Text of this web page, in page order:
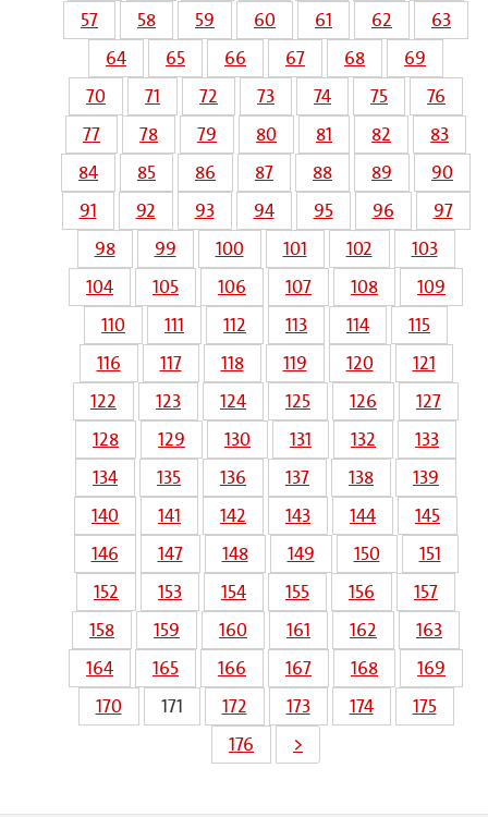
57
58 59 60 61 62
63
64
65 66 67 68
69
70
71 72 73 74 75
76
77
78 79 80 81 82
83
84
85 86 87 88 89
90
91
92 93 94 95 96
97
98
99 100 101 102
103
104
105 106 107 108
109
110
111 112 113 114
115
116
117 118 119 120
121
122
123 124 125 126
127
128
129 130 131 132
133
134
135 136 137 138
139
140
141 142 143 144
145
146
147 148 149 150
151
152
153 154 155 156
157
158
159 160 161 162
163
164
165 166 167 168
169
170
171 172 173 174
175
176
>